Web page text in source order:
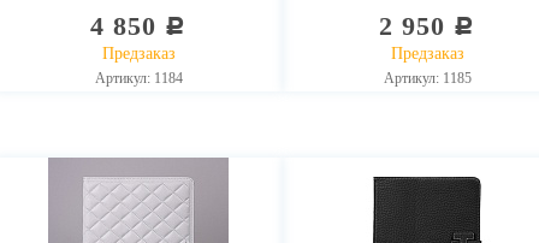
4 850 c
Предзаказ
Артикул: 1184
2 950 c
Предзаказ
Артикул: 1185